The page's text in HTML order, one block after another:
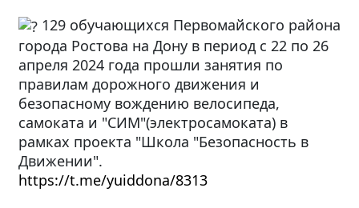
129 обучающихся Первомайского района
города Ростова на Дону в период с 22 по 26
апреля 2024 года прошли занятия по
правилам дорожного движения и
безопасному вождению велосипеда,
самоката и "СИМ"(электросамоката) в
рамках проекта "Школа "Безопасность в
Движении".
https://t.me/yuiddona/8313